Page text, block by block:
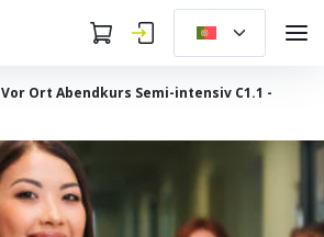
Vor Ort Abendkurs Semi-intensiv C1.1 -